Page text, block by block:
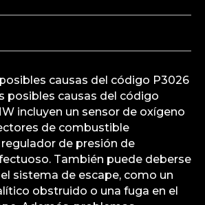
causas del código P3026
posibles causas del código
incluyen un sensor de oxígeno
de combustible
de presión de
También puede deberse
sistema de escape, como un
obstruido o una fuga en el